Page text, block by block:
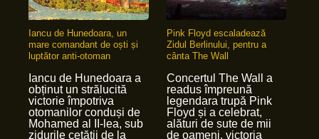
Iancu de Hunedoara, un
mare comandant de oști și
luptător anti-otoman
Iancu de Hunedoara a
obținut un strălucită
victorie împotriva
otomanilor conduși de
Mohamed al II-lea, sub
zidurile cetății de la
Pink Floyd escaladează
Zidul Berlinului, pentru a
cânta The Wall
Concertul The Wall a
readus împreună
legendara trupă Pink
Floyd și a celebrat,
alături de sute de mii
de oameni, victoria